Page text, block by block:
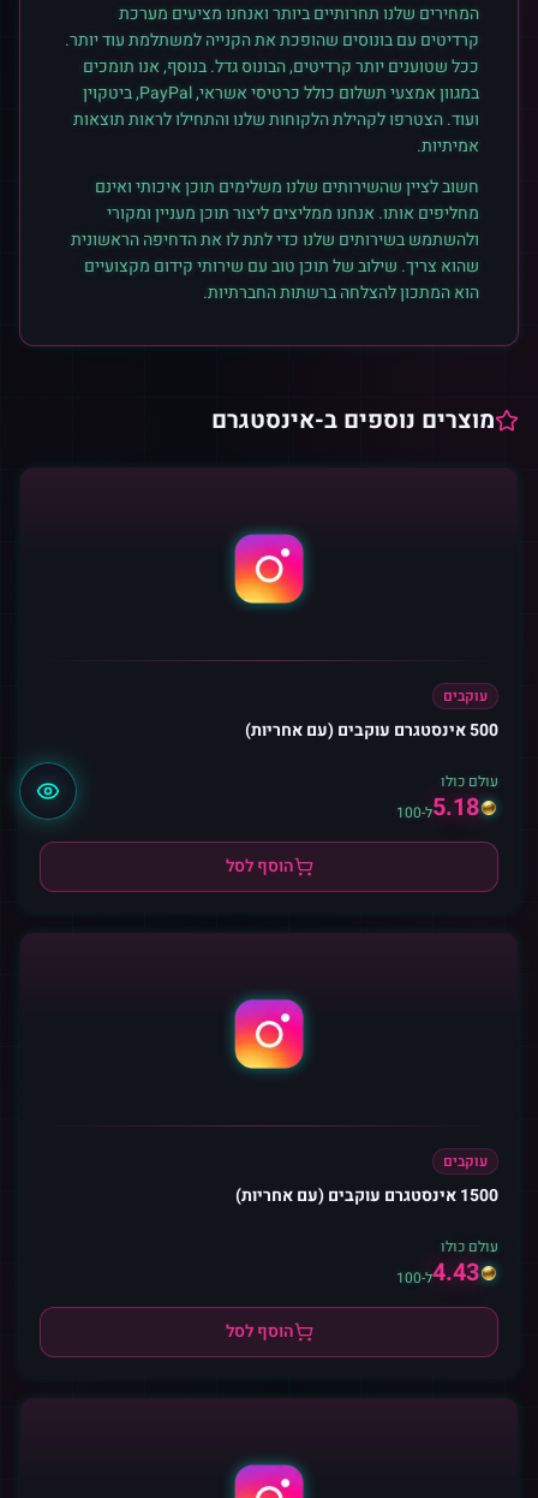
המחירים שלנו תחרותיים ביותר ואנחנו מציעים מערכת
קרדיטים עם בונוסים שהופכת את הקנייה למשתלמת עוד יותר.
ככל שטוענים יותר קרדיטים, הבונוס גדל. בנוסף, אנו תומכים
במגוון אמצעי תשלום כולל כרטיסי אשראי, PayPal, ביטקוין
ועוד. הצטרפו לקהילת הלקוחות שלנו והתחילו לראות תוצאות
אמיתיות.
חשוב לציין שהשירותים שלנו משלימים תוכן איכותי ואינם
מחליפים אותו. אנחנו ממליצים ליצור תוכן מעניין ומקורי
ולהשתמש בשירותים שלנו כדי לתת לו את הדחיפה הראשונית
שהוא צריך. שילוב של תוכן טוב עם שירותי קידום מקצועיים
הוא המתכון להצלחה ברשתות החברתיות.
מוצרים נוספים ב-אינסטגרם
עוקבים
500 אינסטגרם עוקבים (עם אחריות)
עולם כולו
5.18ל-100
הוסף לסל
עוקבים
1500 אינסטגרם עוקבים (עם אחריות)
עולם כולו
4.43ל-100
הוסף לסל